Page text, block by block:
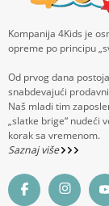
Kompanija 4Kids je
opreme po principu
Od prvog dana
snabdevajući
Naš mladi tim
„slatke brige“ nudeći
korak sa vremenom.
Saznaj više